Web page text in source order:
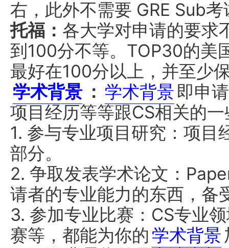
右，此外不需要 GRE Sub
托福： 各大学对申请的要求
到100分不等。TOP30的美
最好在100分以上，并至少
学术背景 ： 学术背景 即申
项目经历等等跟CS相关的
1. 参与专业项目研究：项目
部分。
2. 争取发表学术论文：
请者的专业能力的东西，备
3. 参加专业比赛：CS专业
赛等，都能为你的 学术背景